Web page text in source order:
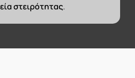
στειρότητας.